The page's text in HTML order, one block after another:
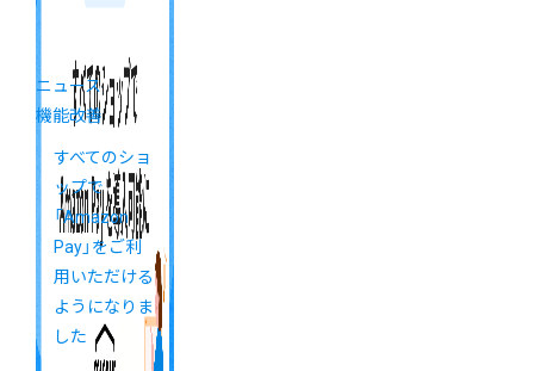
ニュース
機能改善
すべてのショ
ップで
「Amazon
Pay」をご利
用いただける
ようになりま
した